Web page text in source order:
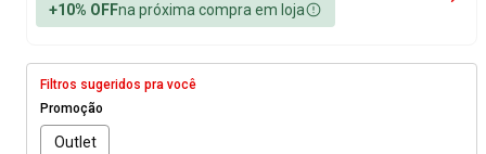
+10% OFFna próxima compra em loja
Filtros sugeridos pra você
Promoção
Outlet